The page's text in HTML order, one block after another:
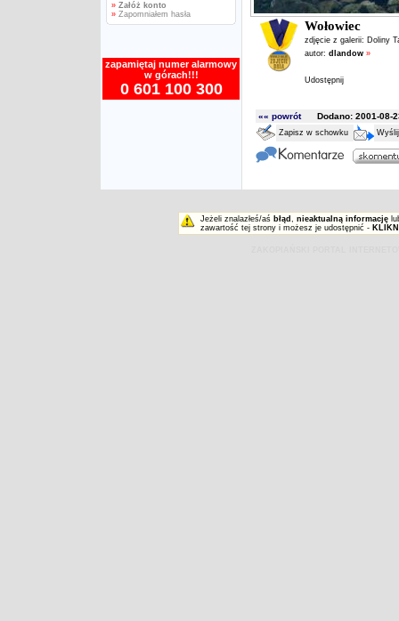
» Załóż konto
» Zapomniałem hasła
zapamiętaj numer alarmowy
w górach!!!
0 601 100 300
Wołowiec
zdjęcie z galerii: Doliny
autor: dlandow »
Udostępnij
«« powrótDodano: 2001-08-
Zapisz w schowku
Jeżeli znalazłeś/aś błąd , nieaktualną informację
zawartość tej strony i możesz je udostępnić -